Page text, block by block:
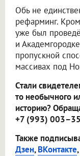
Обь не
рефарминг.
уже был
и
пропускной
массивах под
Стали
то необычного
историю?
+7 (993)
Также
Дзен,ВКонтакте,